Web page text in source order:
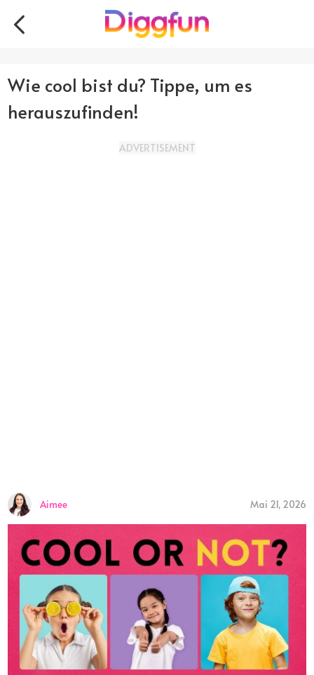
Wie cool bist du? Tippe, um es
herauszufinden!
ADVERTISEMENT
Aimee Mai 21, 2026